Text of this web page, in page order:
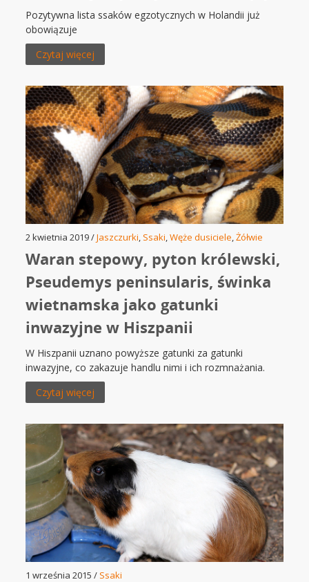
Pozytywna lista ssaków egzotycznych w Holandii już
obowiązuje
Czytaj więcej
2 kwietnia 2019 /Jaszczurki, Ssaki,Węże dusiciele,Żółwie
Waran stepowy, pyton królewski,
Pseudemys peninsularis, świnka
wietnamska jako gatunki
inwazyjne w Hiszpanii
W Hiszpanii uznano powyższe gatunki za gatunki
inwazyjne, co zakazuje handlu nimi i ich rozmnażania.
Czytaj więcej
1 września 2015 / Ssaki